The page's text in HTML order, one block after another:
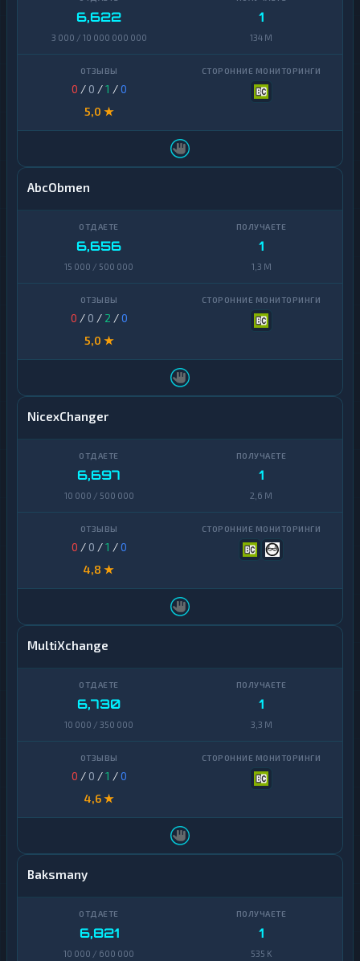
6,622
3 000 / 10 000 000 000
1
134 M
0 / 0 /1 /0
5,0 ★
AbcObmen
6,656
15 000 / 500 000
1
1,3 M
0 / 0 / 2 /0
5,0 ★
NicexChanger
6,697
10 000 / 500 000
1
2,6 M
0 / 0 /1 /0
4,8 ★
MultiXchange
6,730
10 000 / 350 000
1
3,3 M
0 / 0 /1 /0
4,6 ★
Baksmany
6,821
10 000 / 600 000
1
535 K